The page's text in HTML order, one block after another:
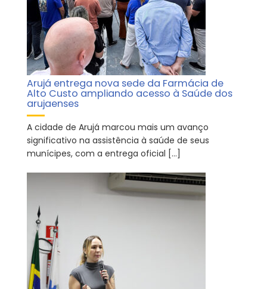
Arujá entrega nova sede da Farmácia de
Alto Custo ampliando acesso à Saúde dos
arujaenses
A cidade de Arujá marcou mais um avanço
significativo na assistência à saúde de seus
munícipes, com a entrega oficial […]